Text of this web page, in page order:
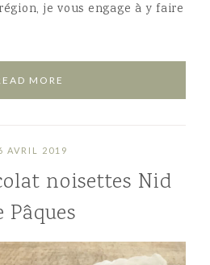
je vous engage à y faire
MORE
AVRIL 2019
noisettes Nid
Pâques